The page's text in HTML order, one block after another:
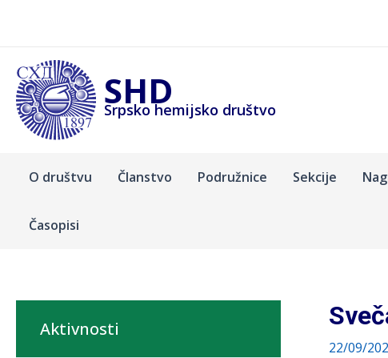
SHD
Srpsko hemijsko društvo
O društvu Članstvo Podružnice Sekcije
Časopisi
Aktivnosti
22/09/